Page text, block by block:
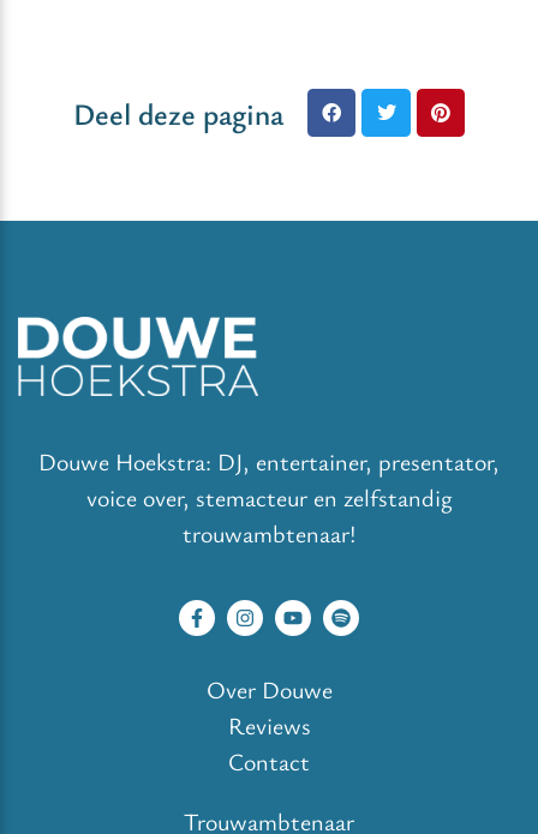
Deel deze pagina
Douwe Hoekstra: DJ, entertainer, presentator,
voice over, stemacteur en zelfstandig
trouwambtenaar!
Over Douwe
Reviews
Contact
Trouwambtenaar